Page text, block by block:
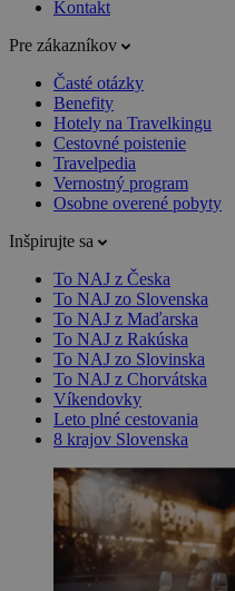
Kontakt
Pre zákazníkov
Časté otázky
Benefity
Hotely na Travelkingu
Cestovné poistenie
Travelpedia
Vernostný program
Osobne overené pobyty
Inšpirujte sa
To NAJ z Česka
To NAJ zo Slovenska
To NAJ z Maďarska
To NAJ z Rakúska
To NAJ zo Slovinska
To NAJ z Chorvátska
Víkendovky
Leto plné cestovania
8 krajov Slovenska